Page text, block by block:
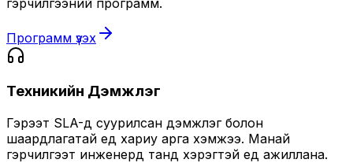
Программ үзэх
Техникийн Дэмжлэг
Гэрээт SLA-д суурилсан дэмжлэг болон
шаардлагатай үед хариу арга хэмжээ. Манай
гэрчилгээт инженерүүд танд хэрэгтэй үед ажиллана.